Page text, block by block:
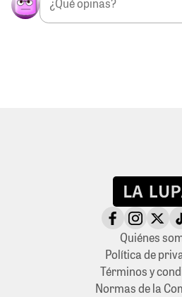
Quiénes
Política de
Términos y
Normas de la